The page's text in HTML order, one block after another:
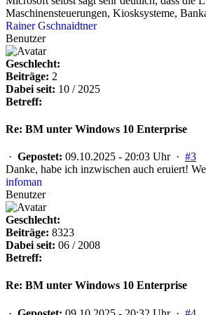
Maschinensteuerungen, Kiosksysteme,
Rainer Gschnaidtner
Benutzer
Geschlecht:
Beiträge: 2
Dabei seit: 10 / 2025
Betreff:
Re: BM unter Windows 10 Enterprise
· Gepostet: 09.10.2025 - 20:03 Uhr · #3
Danke, habe ich inzwischen auch eruiert!
infoman
Benutzer
Geschlecht:
Beiträge: 8323
Dabei seit: 06 / 2008
Betreff:
Re: BM unter Windows 10 Enterprise